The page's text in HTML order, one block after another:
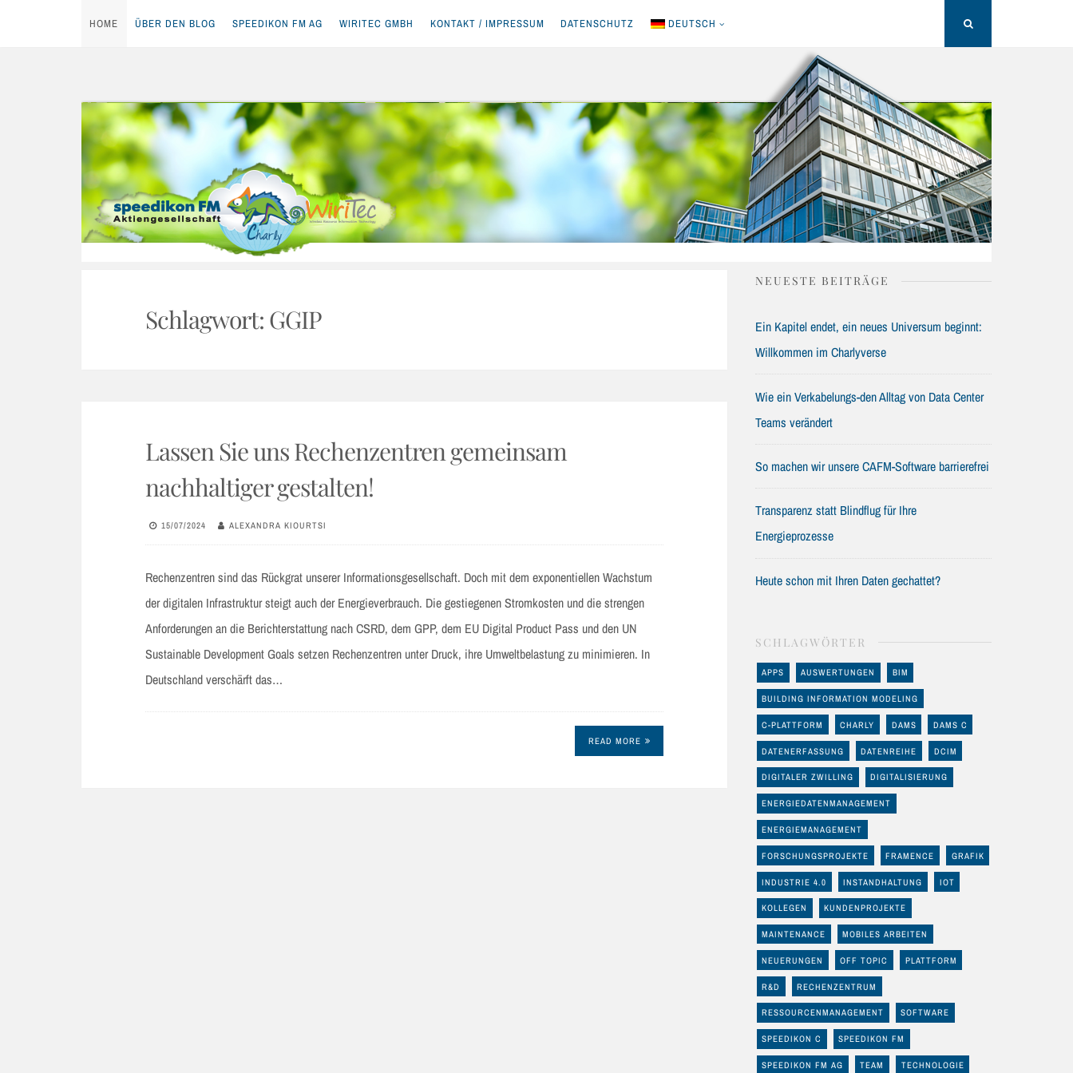
content
HOME ÜBER DEN BLOG SPEEDIKON FM AG WIRITEC GMBH KONTAKT / IMPRESSUM DATENSCHUTZ DEUTSCH
Schlagwort: GGIP
Lassen Sie uns Rechenzentren gemeinsam
nachhaltiger gestalten!
15/07/2024 ALEXANDRA KIOURTSI
Rechenzentren sind das Rückgrat unserer Informationsgesellschaft. Doch mit dem exponentiellen Wachstum
der digitalen Infrastruktur steigt auch der Energieverbrauch. Die gestiegenen Stromkosten und die strengen
Anforderungen an die Berichterstattung nach CSRD, dem GPP, dem EU Digital Product Pass und den UN
Sustainable Development Goals setzen Rechenzentren unter Druck, ihre Umweltbelastung zu minimieren. In
Deutschland verschärft das…
READ MORE
NEUESTE BEITRÄGE
Ein Kapitel endet, ein neues Universum beginnt:
Willkommen im Charlyverse
Wie ein Verkabelungs-den Alltag von Data Center
Teams verändert
So machen wir unsere CAFM-Software barrierefrei
Transparenz statt Blindflug für Ihre
Energieprozesse
Heute schon mit Ihren Daten gechattet?
SCHLAGWÖRTER
APPS AUSWERTUNGEN BIM
BUILDING INFORMATION MODELING
C-PLATTFORM CHARLY DAMS DAMS C
DATENERFASSUNG DATENREIHE DCIM
DIGITALER ZWILLING DIGITALISIERUNG
ENERGIEDATENMANAGEMENT
ENERGIEMANAGEMENT
FORSCHUNGSPROJEKTE FRAMENCE GRAFIK
INDUSTRIE 4.0 INSTANDHALTUNG IOT
KOLLEGEN KUNDENPROJEKTE
MAINTENANCE MOBILES ARBEITEN
NEUERUNGEN OFF TOPIC PLATTFORM
R&D RECHENZENTRUM
RESSOURCENMANAGEMENT SOFTWARE
SPEEDIKON C SPEEDIKON FM
SPEEDIKON FM AG TEAM TECHNOLOGIE